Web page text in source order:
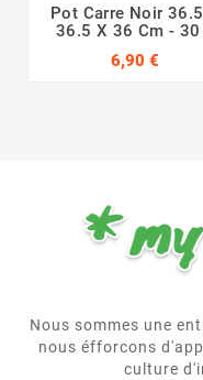
Pot Carre Noir
36.5 X 36 Cm - 30
6,90 €
Nous sommes une
nous éfforcons
culture